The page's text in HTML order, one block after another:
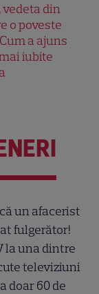
vedeta din
o poveste
a ajuns
iubite
un afacerist
fulgerător!
la una dintre
televiziuni
doar 60 de